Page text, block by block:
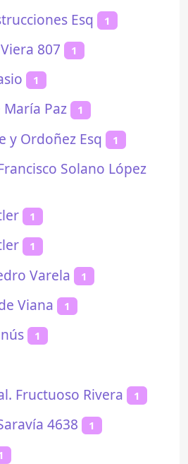
Esq 1
807 1
1
María Paz 1
y Ordoñez Esq 1
Solano López
1
1
Varela 1
Viana 1
1
Fructuoso Rivera 1
4638 1